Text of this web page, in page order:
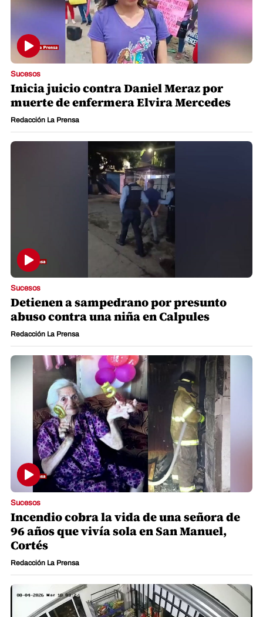
Sucesos
Inicia juicio contra Daniel Meraz por
muerte de enfermera Elvira Mercedes
Redacción La Prensa
Sucesos
Detienen a sampedrano por presunto
abuso contra una niña en Calpules
Redacción La Prensa
Sucesos
Incendio cobra la vida de una señora de
96 años que vivía sola en San Manuel,
Cortés
Redacción La Prensa